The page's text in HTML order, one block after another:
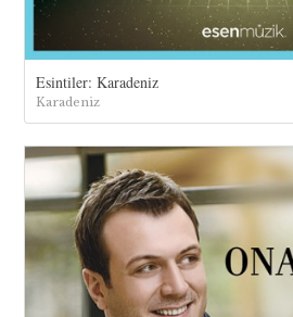
Esintiler: Karadeniz
Karadeniz